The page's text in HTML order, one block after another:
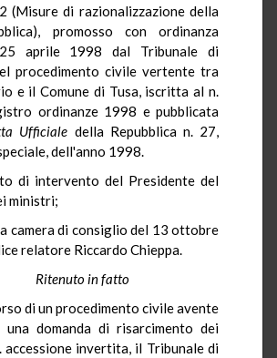
(Misure di razionalizzazione della
promosso con ordinanza
aprile 1998 dal Tribunale di
procedimento civile vertente tra
e il Comune di Tusa, iscritta al n.
ordinanze 1998 e pubblicata
Ufficiale della Repubblica n. 27,
dell'anno 1998.
di intervento del Presidente del
ministri;
camera di consiglio del 13 ottobre
relatore Riccardo Chieppa.
Ritenuto in fatto
di un procedimento civile avente
domanda di risarcimento dei
accessione invertita, il Tribunale di